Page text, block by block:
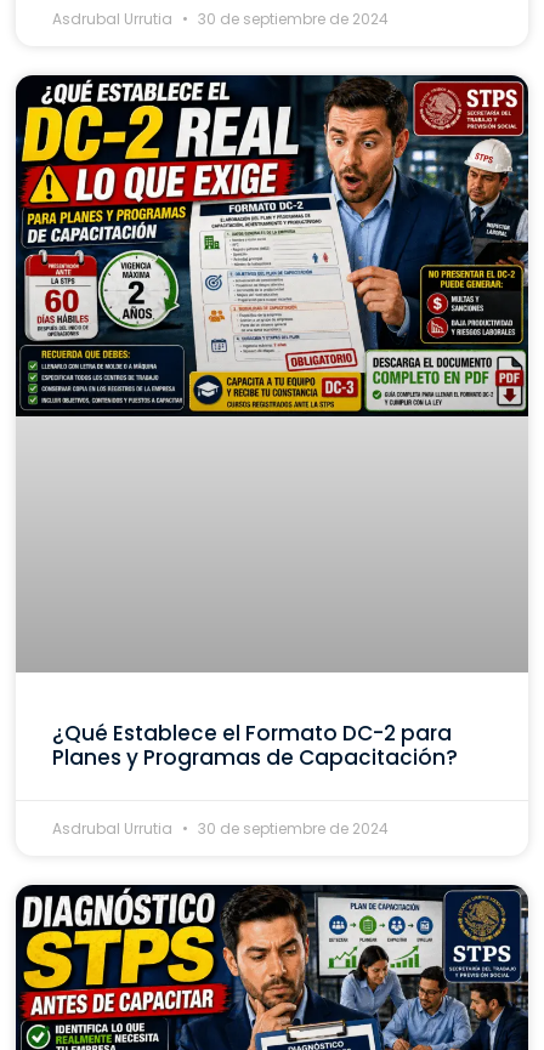
Asdrubal Urrutia 30 de septiembre de 2024
¿Qué Establece el Formato DC-2 para
Planes y Programas de Capacitación?
Asdrubal Urrutia 30 de septiembre de 2024